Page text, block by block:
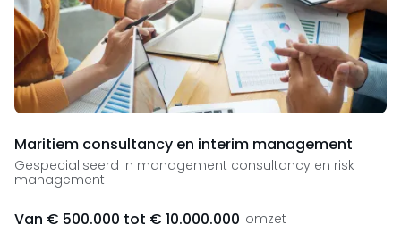
Maritiem consultancy en interim management
Gespecialiseerd in management consultancy en risk
management
Van € 500.000 tot € 10.000.000 omzet